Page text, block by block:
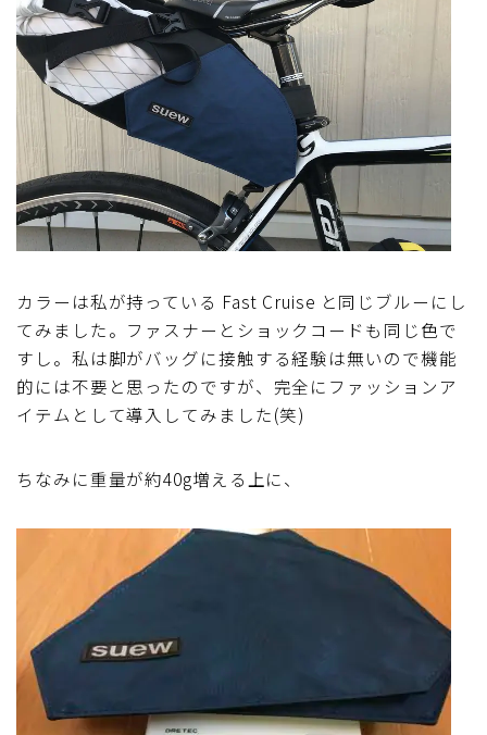
カラーは私が持っている Fast Cruise と同じブルーにし
てみました。ファスナーとショックコードも同じ色で
すし。私は脚がバッグに接触する経験は無いので機能
的には不要と思ったのですが、完全にファッションア
イテムとして導入してみました(笑)
ちなみに重量が約40g増える上に、